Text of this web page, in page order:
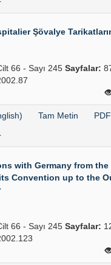
Şövalye
66 - Sayı 245 Sayfalar:
Tam Metin PDF
with Germany from
Convention up to the
66 - Sayı 245 Sayfalar: